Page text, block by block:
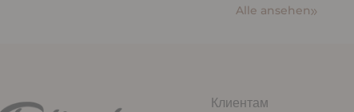
Alle ansehen
Клиентам